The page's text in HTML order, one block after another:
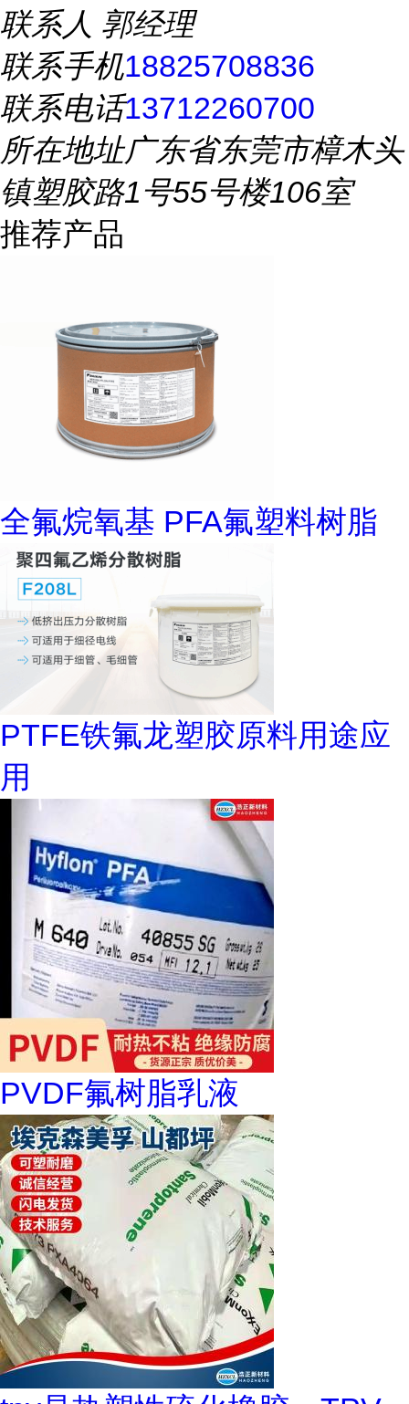
联系人 郭经理
联系手机18825708836
联系电话13712260700
所在地址广东省东莞市樟木头
镇塑胶路1号55号楼106室
推荐产品
全氟烷氧基 PFA氟塑料树脂
PTFE铁氟龙塑胶原料用途应
用
PVDF氟树脂乳液